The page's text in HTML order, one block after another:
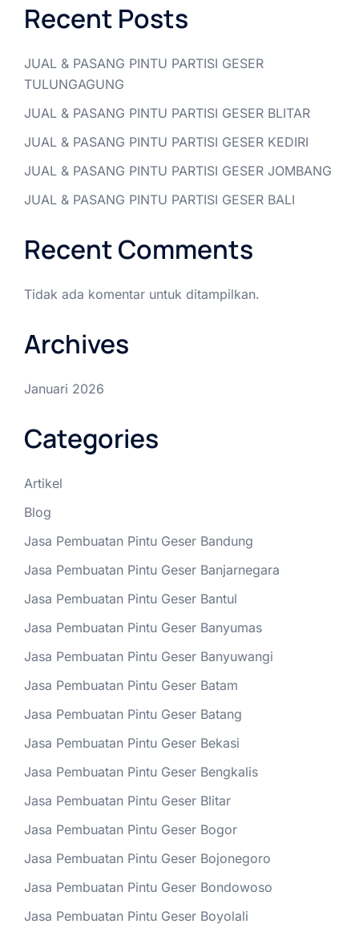
Recent Posts
JUAL & PASANG PINTU PARTISI GESER
TULUNGAGUNG
JUAL & PASANG PINTU PARTISI GESER BLITAR
JUAL & PASANG PINTU PARTISI GESER KEDIRI
JUAL & PASANG PINTU PARTISI GESER JOMBANG
JUAL & PASANG PINTU PARTISI GESER BALI
Recent Comments
Tidak ada komentar untuk ditampilkan.
Archives
Januari 2026
Categories
Artikel
Blog
Jasa Pembuatan Pintu Geser Bandung
Jasa Pembuatan Pintu Geser Banjarnegara
Jasa Pembuatan Pintu Geser Bantul
Jasa Pembuatan Pintu Geser Banyumas
Jasa Pembuatan Pintu Geser Banyuwangi
Jasa Pembuatan Pintu Geser Batam
Jasa Pembuatan Pintu Geser Batang
Jasa Pembuatan Pintu Geser Bekasi
Jasa Pembuatan Pintu Geser Bengkalis
Jasa Pembuatan Pintu Geser Blitar
Jasa Pembuatan Pintu Geser Bogor
Jasa Pembuatan Pintu Geser Bojonegoro
Jasa Pembuatan Pintu Geser Bondowoso
Jasa Pembuatan Pintu Geser Boyolali